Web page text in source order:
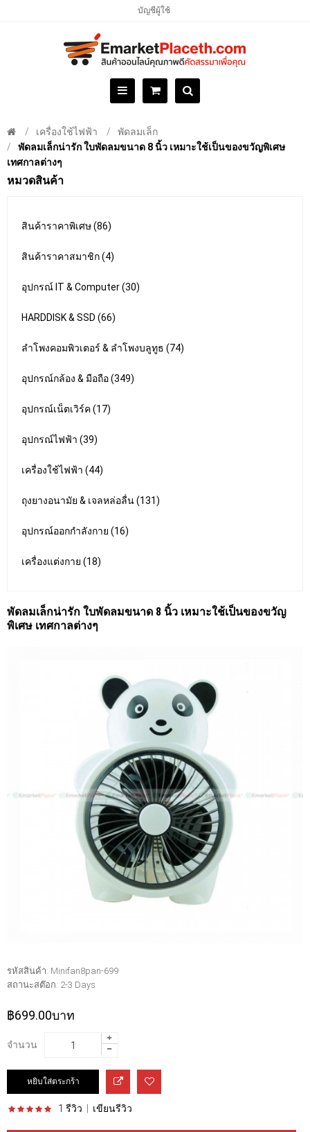
บัญชีผู้ใช้
เครื่องใช้ไฟฟ้า
พัดลมเล็ก
พัดลมเล็กน่ารัก ใบพัดลมขนาด 8 นิ้ว เหมาะใช้เป็นของขวัญพิเศษ
เทศกาลต่างๆ
หมวดสินค้า
สินค้าราคาพิเศษ (86)
สินค้าราคาสมาชิก (4)
อุปกรณ์ IT & Computer (30)
HARDDISK & SSD (66)
ลำโพงคอมพิวเตอร์ & ลำโพงบลูทูธ (74)
อุปกรณ์กล้อง & มือถือ (349)
อุปกรณ์เน็ตเวิร์ค (17)
อุปกรณ์ไฟฟ้า (39)
เครื่องใช้ไฟฟ้า (44)
ถุงยางอนามัย & เจลหล่อลื่น (131)
อุปกรณ์ออกกำลังกาย (16)
เครื่องแต่งกาย (18)
พัดลมเล็กน่ารัก ใบพัดลมขนาด 8 นิ้ว เหมาะใช้เป็นของขวัญ
พิเศษ เทศกาลต่างๆ
รหัสสินค้า: Minifan8pan-699
สถานะสต๊อก: 2-3 Days
฿699.00บาท
จำนวน
1 รีวิว เขียนรีวิว